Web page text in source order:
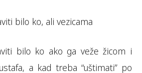
bilo ko, ali vezicama
bilo ko ako ga veže žicom i
a kad treba “uštimati” po